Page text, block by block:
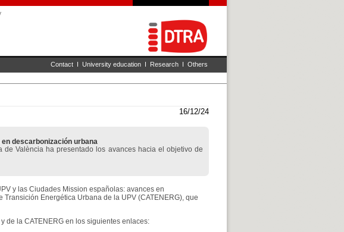
Contact I University education I Research I Others
16/12/24
descarbonización urbana
València ha presentado los avances hacia el objetivo de
y las Ciudades Mission españolas: avances en
Energética Urbana de la UPV (CATENERG), que
de la CATENERG en los siguientes enlaces: